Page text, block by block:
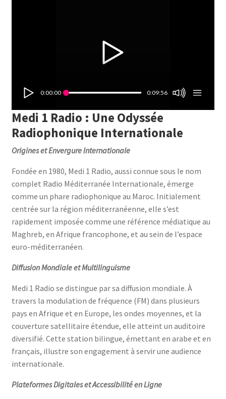
0:00:00 0:09:56
Medi 1 Radio : Une Odyssée
Radiophonique Internationale
Origines et Envergure Internationale
Fondée en 1980, Medi 1 Radio, aussi connue sous le nom
complet Radio Méditerranée Internationale, émerge
comme un phare radiophonique au Maroc. Initialement
centrée sur la région méditerranéenne, elle s’est
rapidement imposée comme une référence médiatique au
Maghreb, en Afrique francophone, et au sein de l’espace
euro-méditerranéen.
Diffusion Mondiale et Multilinguisme
Medi 1 Radio se distingue par sa diffusion mondiale. À
travers la modulation de fréquence (FM) dans plusieurs
pays en Afrique et en Europe, les ondes moyennes, et la
couverture satellitaire étendue, elle atteint un auditoire
diversifié. Cette station bilingue, émettant en arabe et en
français, illustre son engagement à servir une audience
internationale.
Plateformes Digitales et Accessibilité en Ligne